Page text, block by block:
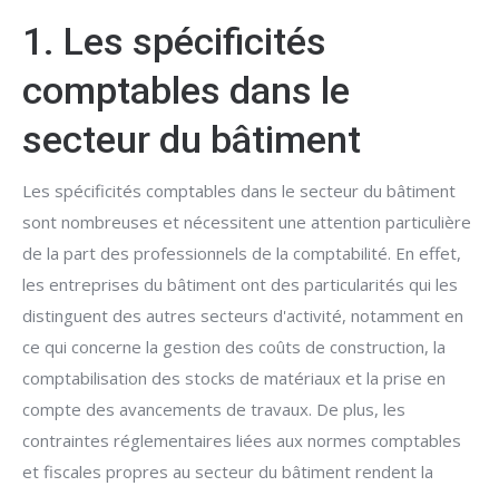
1. Les spécificités
comptables dans le
secteur du bâtiment
Les spécificités comptables dans le secteur du bâtiment
sont nombreuses et nécessitent une attention particulière
de la part des professionnels de la comptabilité. En effet,
les entreprises du bâtiment ont des particularités qui les
distinguent des autres secteurs d'activité, notamment en
ce qui concerne la gestion des coûts de construction, la
comptabilisation des stocks de matériaux et la prise en
compte des avancements de travaux. De plus, les
contraintes réglementaires liées aux normes comptables
et fiscales propres au secteur du bâtiment rendent la